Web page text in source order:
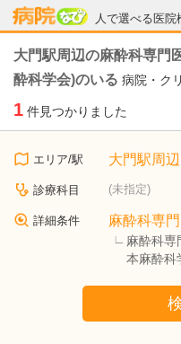
人で選べる医院
病院なび
大門駅周辺の麻酔科専門
酔科学会)のいる 病院・ク
1 件見つかりました
エリア/駅 大門駅周
診療科目 (未指定)
詳細条件 麻酔科専
麻酔科専
本麻酔科